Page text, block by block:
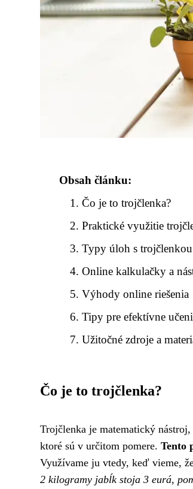
Obsah článku:
Čo je to trojčlenka?
Praktické využitie
Typy úloh s trojčlenkou
Online kalkulačky a
Výhody online riešenia
Tipy pre efektívne
Užitočné zdroje a
Čo je to trojčlenka?
Trojčlenka je matematický
ktoré sú v určitom pomere. Tento
Využívame ju vtedy, keď vieme,
2 kilogramy jabĺk stoja 3 eurá,